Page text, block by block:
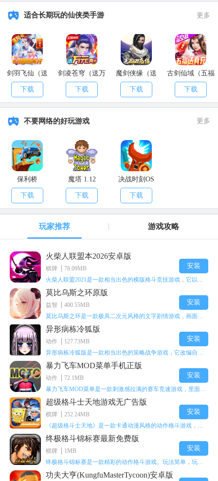
适合长期玩的仙侠类手游 更多
剑羽飞仙（送
10000真充）
下载
剑凌苍穹（送万
元真充）
下载
魔剑侠缘（送
2021充值）
下载
古剑仙域（五福
送真充）
下载
不要网络的好玩游戏 更多
保利桥
下载
魔塔 1.12
下载
决战时刻OS
下载
玩家推荐 游戏攻略
火柴人联盟本2026安卓版
棋牌
78.09MB
安装
莫比乌斯之环原版
益智
400.55MB
安装
异形病栋冷狐版
动作
127.73MB
安装
暴力飞车MOD菜单手机正版
动作
72.1MB
安装
超级格斗士天地游戏无广告版
棋牌
252.24MB
安装
终极格斗锦标赛最新免费版
棋牌
1MB
安装
功夫大亨(KungfuMasterTycoon)安卓版